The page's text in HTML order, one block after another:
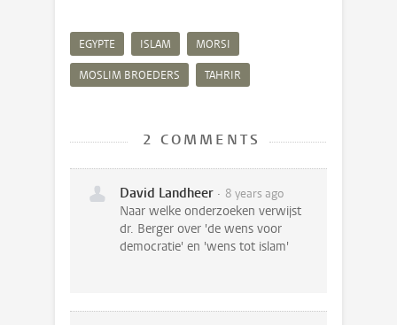
EGYPTE ISLAM MORSI
MOSLIM BROEDERS TAHRIR
2 COMMENTS
David Landheer 8 years ago
Naar welke onderzoeken verwijst
dr. Berger over 'de wens voor
democratie' en 'wens tot islam'